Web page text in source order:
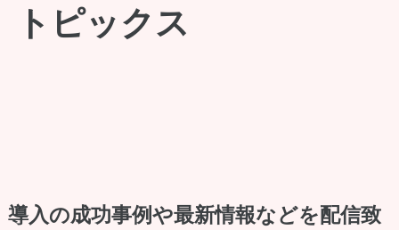
トピックス
導入の成功事例や最新情報などを配信致